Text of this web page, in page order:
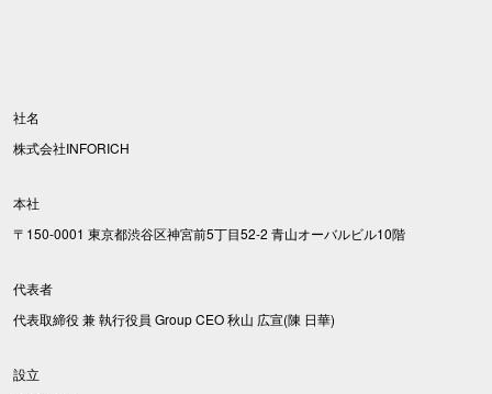
社名
株式会社INFORICH
本社
〒150-0001 東京都渋谷区神宮前5丁目52-2 青山オーバルビル10階
代表者
代表取締役 兼 執行役員 Group CEO 秋山 広宣(陳 日華)
設立